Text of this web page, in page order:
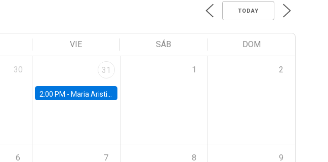
TODAY
VIE SÁB DOM
30 31
2:00 PM - Maria Aristizabal-Ramirez, FED Board
1 2
6 7 8 9